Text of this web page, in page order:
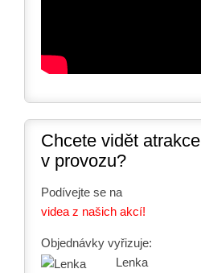
Chcete vidět atrakce
v provozu?
Podívejte se na
videa z našich akcí!
Objednávky vyřizuje:
Lenka